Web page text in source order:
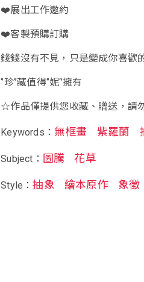
❤️展出工作邀約
❤️客製預購訂購
錢錢沒有不見，只是變成你喜歡
‘’珍‘’藏值得‘’妮‘’擁有
☆作品僅提供您收藏、贈送，請
Keywords： 無框畫 紫羅蘭
Subject： 圖騰 花草
Style：抽象 繪本原作 象徵